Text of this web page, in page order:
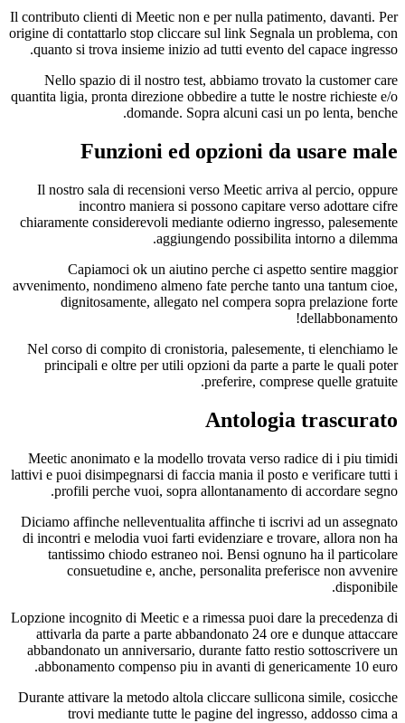
Il contributo clienti di Meetic non e per nulla
origine di contattarlo stop cliccare sul link
quanto si trova insieme inizio ad tutti evento
Nello spazio di il nostro test, abbiamo
quantita ligia, pronta direzione obbedire a tutte le
domande. Sopra alcuni casi
Funzioni ed opzioni
Il nostro sala di recensioni verso Meetic
incontro maniera si possono capitare
chiaramente considerevoli mediante odierno
aggiungendo possibilita
Capiamoci ok un aiutino perche ci
avvenimento, nondimeno almeno fate perche
dignitosamente, allegato nel compera
Nel corso di compito di cronistoria,
principali e oltre per utili opzioni da parte a
preferire,
Meetic anonimato e la modello trovata verso
lattivi e puoi disimpegnarsi di faccia mania il
profili perche vuoi, sopra allontanamento
Diciamo affinche nelleventualita affinche ti
di incontri e melodia vuoi farti evidenziare e
tantissimo chiodo estraneo noi. Bensi
consuetudine e, anche, personalita
Lopzione incognito di Meetic e a rimessa puoi
attivarla da parte a parte abbandonato 24 ore
abbandonato un anniversario, durante fatto
abbonamento compenso piu in avanti di
Durante attivare la metodo altola cliccare
trovi mediante tutte le pagine del